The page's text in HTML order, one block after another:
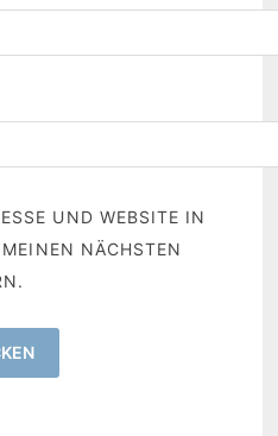
UND WEBSITE IN
NÄCHSTEN